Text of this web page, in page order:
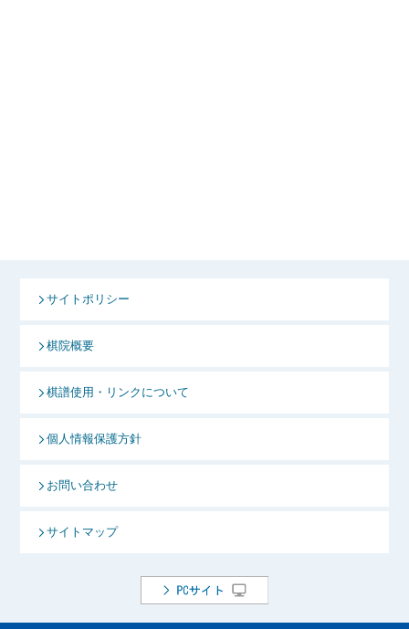
サイトポリシー
棋院概要
棋譜使用・リンクについて
個人情報保護方針
お問い合わせ
サイトマップ